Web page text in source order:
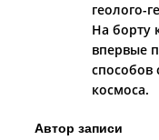
геолого-
На борту
впервые
способов
космоса.
Автор записи